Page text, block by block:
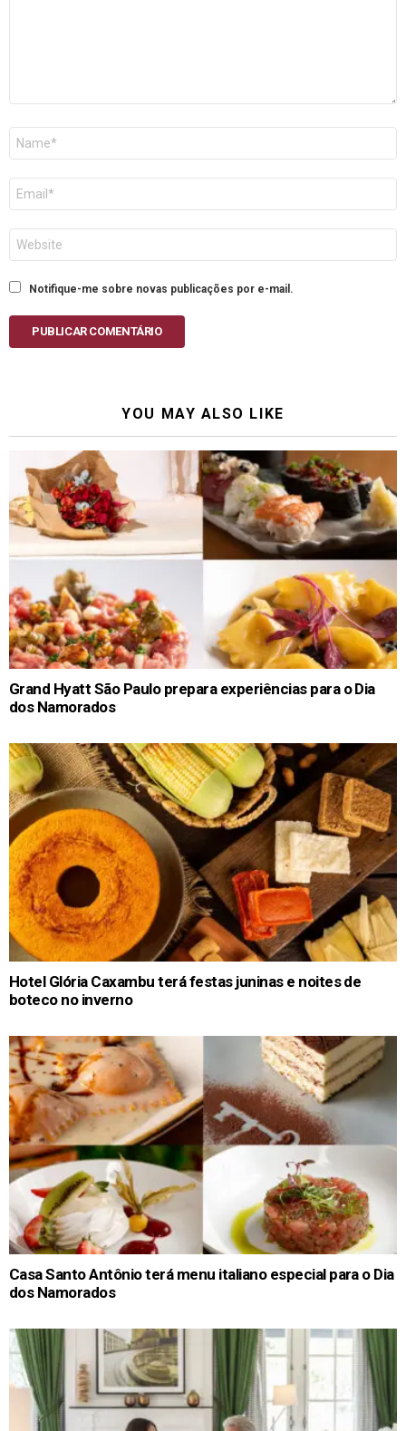
mail
Notifique-me sobre novas publicações por e-mail.
PUBLICAR COMENTÁRIO
YOU MAY ALSO LIKE
Grand Hyatt São Paulo prepara experiências para o Dia
dos Namorados
Hotel Glória Caxambu terá festas juninas e noites de
boteco no inverno
Casa Santo Antônio terá menu italiano especial para o Dia
dos Namorados